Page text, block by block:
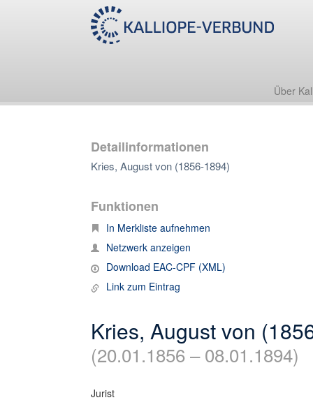
Über
Detailinformationen
Kries, August von (1856-1894)
Funktionen
In Merkliste aufnehmen
Netzwerk anzeigen
Download EAC-CPF (XML)
Link zum Eintrag
Kries, August von
(20.01.1856 – 08.01.1894)
Jurist